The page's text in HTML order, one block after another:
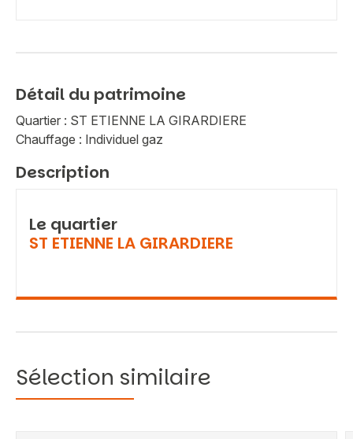
Détail du patrimoine
Quartier : ST ETIENNE LA GIRARDIERE
Chauffage : Individuel gaz
Description
Le quartier
ST ETIENNE LA GIRARDIERE
Sélection similaire